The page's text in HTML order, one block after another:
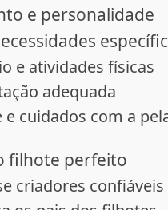
e personalidade
e atividades físicas
adequada
e cuidados com a
filhote perfeito
criadores confiáveis